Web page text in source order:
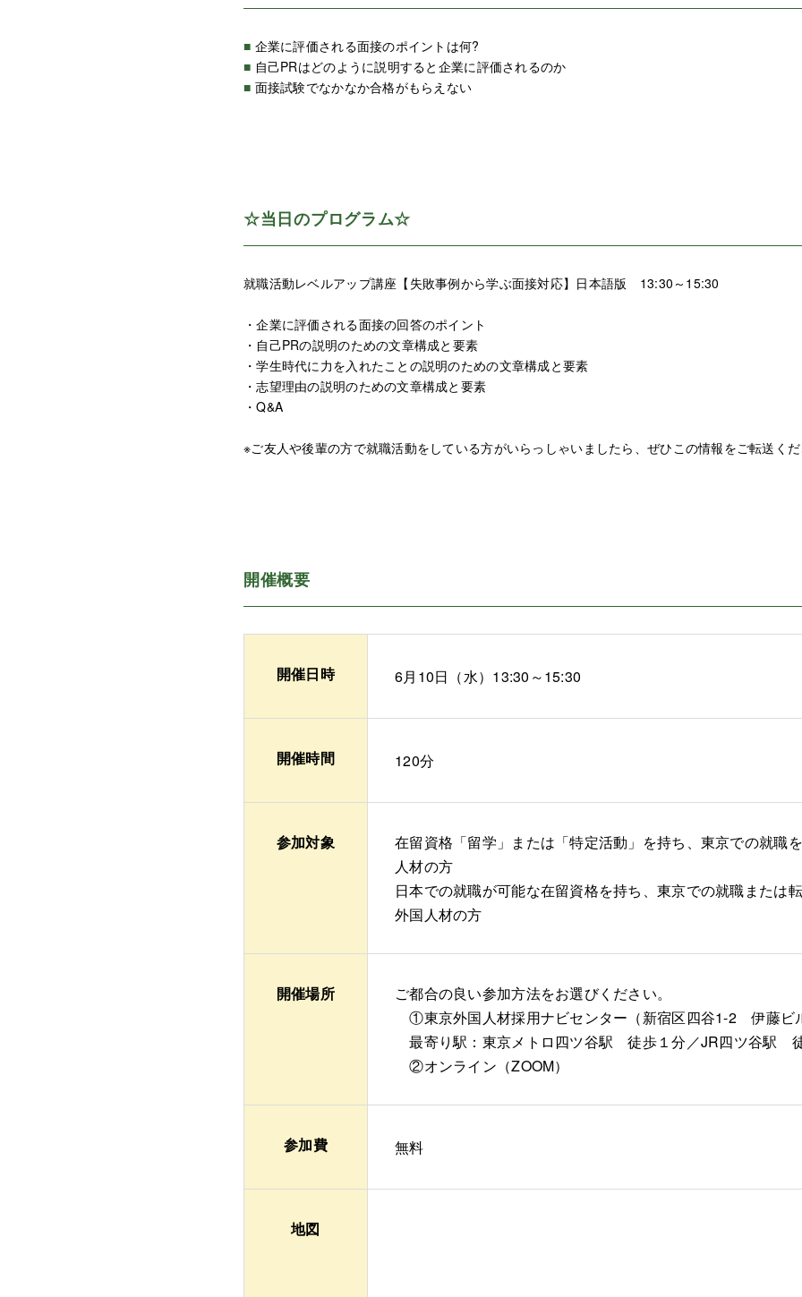
■ 企業に評価される面接のポイントは何?
■ 自己PRはどのように説明すると企業に評価されるのか
■ 面接試験でなかなか合格がもらえない
☆当日のプログラム☆
就職活動レベルアップ講座【失敗事例から学ぶ面接対応】日本語版 13:30～15:30
・企業に評価される面接の回答のポイント
・自己PRの説明のための文章構成と要素
・学生時代に力を入れたことの説明のための文章構成と要素
・志望理由の説明のための文章構成と要素
・Q&A
※ご友人や後輩の方で就職活動をしている方がいらっしゃいましたら、ぜひこの情報をご転送く
開催概要
開催日時 6月10日（水）13:30～15:30
開催時間 120分
参加対象
在留資格「留学」または「特定活動」を持ち、東京での就職
人材の方
日本での就職が可能な在留資格を持ち、東京での就職または
外国人材の方
開催場所
ご都合の良い参加方法をお選びください。
①東京外国人材採用ナビセンター（新宿区四谷1-2 伊藤ビ
最寄り駅：東京メトロ四ツ谷駅 徒歩１分／JR四ツ谷駅
②オンライン（ZOOM）
参加費 無料
地図